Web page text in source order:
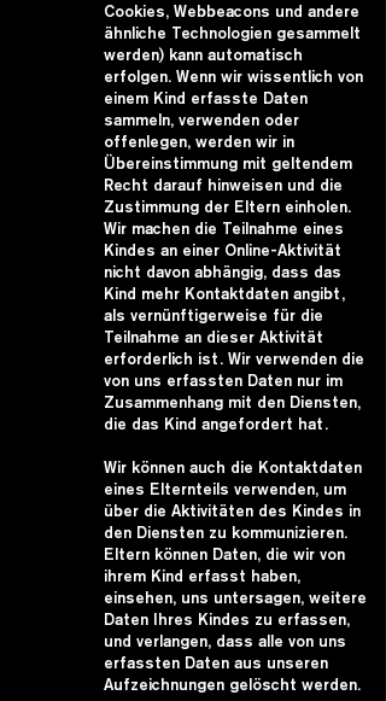
Cookies, Webbeacons und andere
ähnliche Technologien gesammelt
werden) kann automatisch
erfolgen. Wenn wir wissentlich von
einem Kind erfasste Daten
sammeln, verwenden oder
offenlegen, werden wir in
Übereinstimmung mit geltendem
Recht darauf hinweisen und die
Zustimmung der Eltern einholen.
Wir machen die Teilnahme eines
Kindes an einer Online-Aktivität
nicht davon abhängig, dass das
Kind mehr Kontaktdaten angibt,
als vernünftigerweise für die
Teilnahme an dieser Aktivität
erforderlich ist. Wir verwenden die
von uns erfassten Daten nur im
Zusammenhang mit den Diensten,
die das Kind angefordert hat.
Wir können auch die Kontaktdaten
eines Elternteils verwenden, um
über die Aktivitäten des Kindes in
den Diensten zu kommunizieren.
Eltern können Daten, die wir von
ihrem Kind erfasst haben,
einsehen, uns untersagen, weitere
Daten Ihres Kindes zu erfassen,
und verlangen, dass alle von uns
erfassten Daten aus unseren
Aufzeichnungen gelöscht werden.